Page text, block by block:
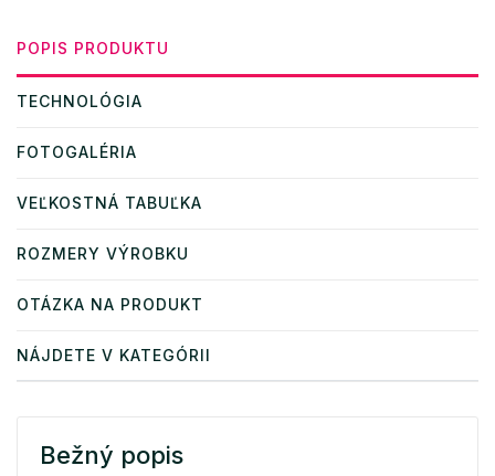
POPIS PRODUKTU
TECHNOLÓGIA
FOTOGALÉRIA
VEĽKOSTNÁ TABUĽKA
ROZMERY VÝROBKU
OTÁZKA NA PRODUKT
NÁJDETE V KATEGÓRII
Bežný popis